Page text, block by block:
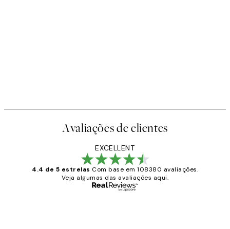
Avaliações de clientes
EXCELLENT
4.4 de 5 estrelas Com base em 108380 avaliações.
Veja algumas das avaliações aqui.